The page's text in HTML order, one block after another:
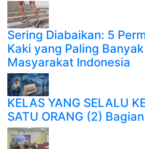
Sering Diabaikan: 5
Kaki yang Paling
Masyarakat Indonesia
KELAS YANG SELALU
SATU ORANG (2)